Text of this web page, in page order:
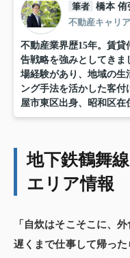
筆者 橋本 侑
不動産キャリ
不動産業界歴15年。賃
告戦略を強みとしてきま
場経験があり、地域の生
ング手法を活かした客
屋市東区出身、昭和区在
地下鉄鶴舞
エリア情報
「自炊はそこそこに、
遅くまで仕事して帰っ